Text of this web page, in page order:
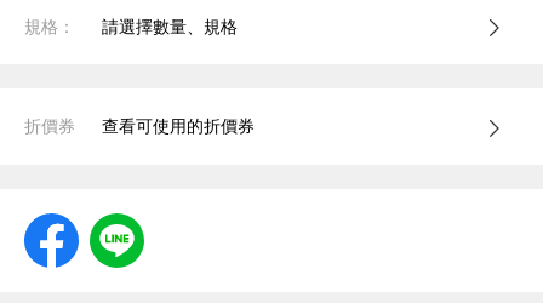
規格： 請選擇數量、規格
折價券 查看可使用的折價券